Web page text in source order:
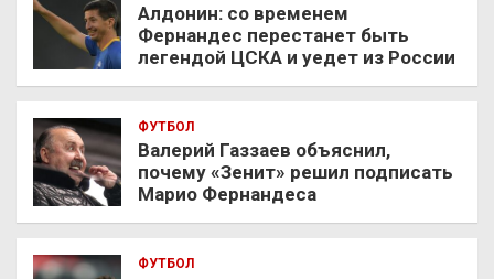
Алдонин: со временем
Фернандес перестанет быть
легендой ЦСКА и уедет из России
ФУТБОЛ
Валерий Газзаев объяснил,
почему «Зенит» решил подписать
Марио Фернандеса
ФУТБОЛ